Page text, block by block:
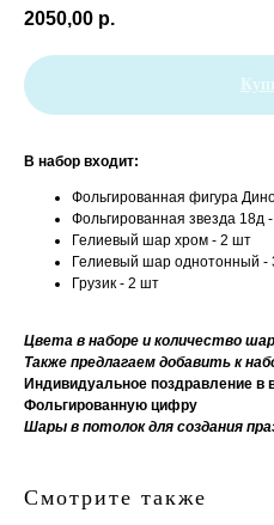
2050,00 р.
В набор входит:
Фольгированная фигура
Фольгированная звезда 18д
Гелиевый шар хром - 2 шт
Гелиевый шар однотонный -
Грузик - 2 шт
Цвета в наборе и количество
Также предлагаем добавить к
Индивидуальное поздравление в
Фольгированную цифру
Шары в потолок для создания
Смотрите также